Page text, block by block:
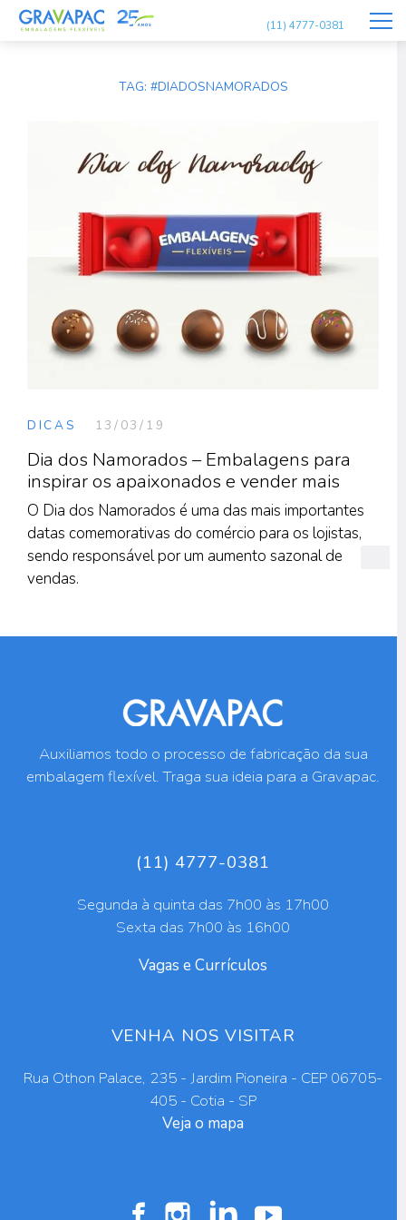
(11) 4777-0381
TAG: #DIADOSNAMORADOS
DICAS 13/03/19
Dia dos Namorados – Embalagens para
inspirar os apaixonados e vender mais
O Dia dos Namorados é uma das mais importantes
datas comemorativas do comércio para os lojistas,
sendo responsável por um aumento sazonal de
vendas.
Auxiliamos todo o processo de fabricação da sua
embalagem flexível. Traga sua ideia para a Gravapac.
(11) 4777-0381
Segunda à quinta das 7h00 às 17h00
Sexta das 7h00 às 16h00
Vagas e Currículos
VENHA NOS VISITAR
Rua Othon Palace, 235 - Jardim Pioneira - CEP 06705-
405 - Cotia - SP
Veja o mapa